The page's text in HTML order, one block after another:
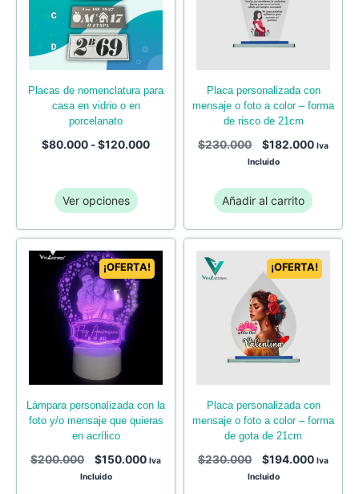
placas de nomenclatura para
casa en vidrio o en
porcelanato
$80.000 -$120.000
Ver opciones
placa personalizada con
mensaje o foto a color – forma
de risco de 21cm
$230.000 $182.000 Iva
Incluido
Añadir al carrito
¡OFERTA!
foto y/o mensaje que quieras
en acrílico
$200.000 $150.000 Iva
Incluido
¡OFERTA!
placa personalizada con
mensaje o foto a color – forma
de gota de 21cm
$230.000 $194.000 Iva
Incluido